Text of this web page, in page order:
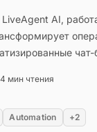
LiveAgent AI,
чат-
4 мин чтения
Automation +2